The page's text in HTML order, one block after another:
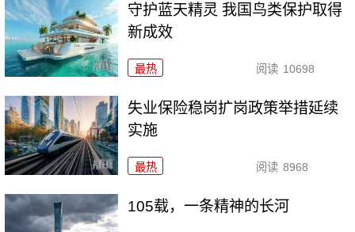
守护蓝天精灵 我国鸟类保护取得
新成效
最热 阅读 10698
失业保险稳岗扩岗政策举措延续
实施
最热 阅读 8968
105载，一条精神的长河